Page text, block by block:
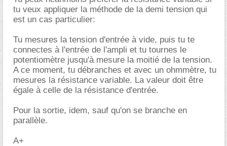
tu veux appliquer la méthode de la demi tension qui
est un cas particulier:
Tu mesures la tension d'entrée à vide, puis tu te
connectes à l'entrée de l'ampli et tu tournes le
potentiomètre jusqu'à mesure la moitié de la tension.
A ce moment, tu débranches et avec un ohmmètre, tu
mesures la résistance variable. La valeur doit être
égale à celle de la résistance d'entrée.
Pour la sortie, idem, sauf qu'on se branche en
parallèle.
A+